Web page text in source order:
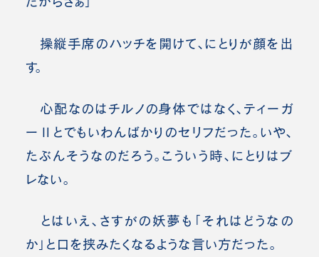
操縦手席のハッチを開けて、にとりが顔を出
す。
心配なのはチルノの身体ではなく、ティーガ
ーⅡとでもいわんばかりのセリフだった。いや、
たぶんそうなのだろう。こういう時、にとりはブ
レない。
とはいえ、さすがの妖夢も「それはどうなの
か」と口を挟みたくなるような言い方だった。